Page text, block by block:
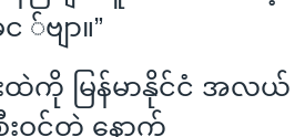
ဗျာ။”
ထဲကို မြန်မာနိုင်ငံ အလယ်
းဝင်တဲ့ နောက်